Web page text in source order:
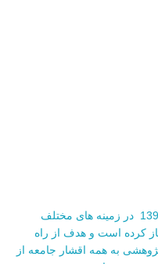
تیم پژوهشی کوله پشتی از اواخر سال 1390 در زمینه های مختلف
کرده است و هدف از راه
به همه اقشار جامعه از